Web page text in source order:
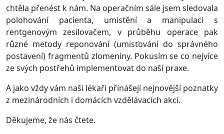
chtěla přenést k nám. Na operačním sále jsem sledovala
polohování pacienta, umístění a manipulaci s
rentgenovým zesilovačem, v průběhu operace pak
různé metody reponování (umisťování do správného
postavení) fragmentů zlomeniny. Pokusím se co nejvíce
ze svých postřehů implementovat do naší praxe.
A jako vždy vám naši lékaři přinášejí nejnovější poznatky
z mezinárodních i domácích vzdělávacích akcí.
Děkujeme, že nás čtete.